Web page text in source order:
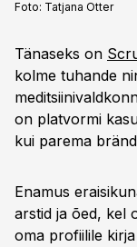
Foto: Tatjana Otter
Tänaseks on
kolme tuhande
on platvormi
kui parema
Enamus
arstid ja õed, kel
oma profiilile